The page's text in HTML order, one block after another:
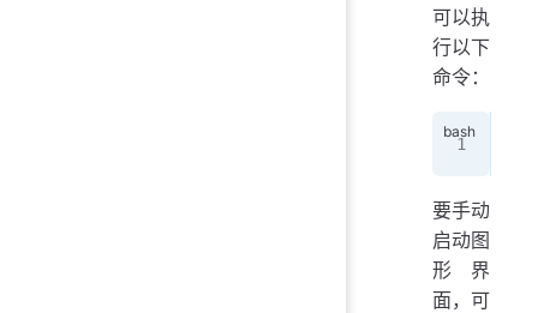
可以执
行以下
命令：
要手动
启动图
形界
面，可